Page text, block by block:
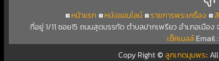
หน้าแรก หนังออนไลน์ รายการพระเครื่อง
ที่อยู่ 1/11 ซอย15 ถนนสุดบรรทัด ตำบลปากเพรียว อำเภอเมือ
เช็คเมลล์Email
Copy Right ©ลูกเกดมุมพระ